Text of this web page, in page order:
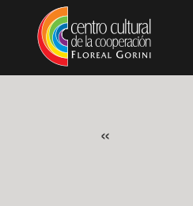
Pasar al contenido principal
Jump to main content
«